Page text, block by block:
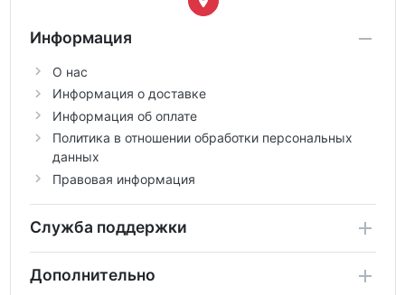
Информация
О нас
Информация о доставке
Информация об оплате
Политика в отношении обработки персональных
данных
Правовая информация
Служба поддержки
Дополнительно